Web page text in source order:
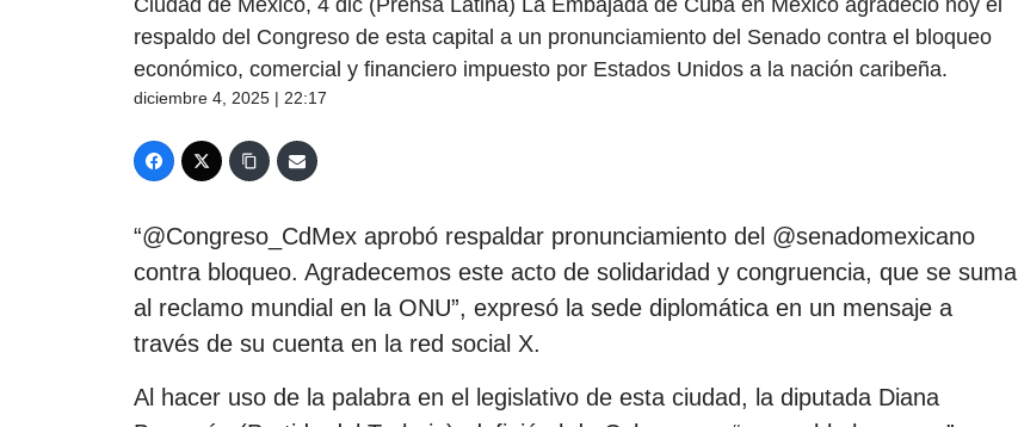
Ciudad de México, 4 dic (Prensa Latina) La Embajada de Cuba en México agradeció hoy el
respaldo del Congreso de esta capital a un pronunciamiento del Senado contra el bloqueo
económico, comercial y financiero impuesto por Estados Unidos a la nación caribeña.
diciembre 4, 2025 | 22:17
“@Congreso_CdMex aprobó respaldar pronunciamiento del @senadomexicano
contra bloqueo. Agradecemos este acto de solidaridad y congruencia, que se suma
al reclamo mundial en la ONU”, expresó la sede diplomática en un mensaje a
través de su cuenta en la red social X.
Al hacer uso de la palabra en el legislativo de esta ciudad, la diputada Diana